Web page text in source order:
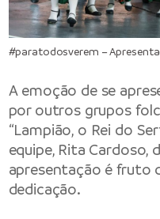
#paratodosverem –
A emoção de se
por outros grupos
“Lampião, o Rei do
equipe, Rita Cardoso,
apresentação é fruto
dedicação.